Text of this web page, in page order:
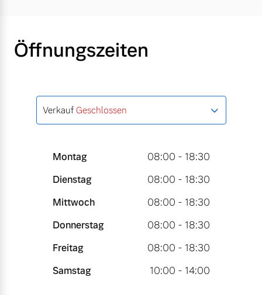
Öffnungszeiten
Verkauf Geschlossen
Montag
08:00 - 18:30
Dienstag
08:00 - 18:30
Mittwoch
08:00 - 18:30
Donnerstag
08:00 - 18:30
Freitag
08:00 - 18:30
Samstag
10:00 - 14:00